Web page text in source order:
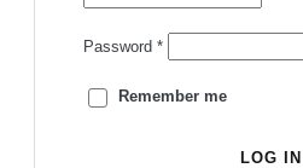
Password *
Remember me
LOG IN